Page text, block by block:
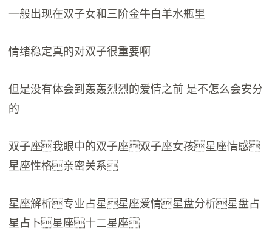
一般出现在双子女和三阶金牛白羊水瓶里
情绪稳定真的对双子很重要啊
但是没有体会到轰轰烈烈的爱情之前 是不怎么会安分
的
双子座我眼中的双子座双子座女孩星座情感
星座性格亲密关系
星座解析专业占星星座爱情星盘分析星盘占
星占卜星座十二星座